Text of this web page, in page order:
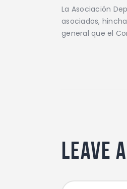
La Asociación
asociados,
general que el
Leave